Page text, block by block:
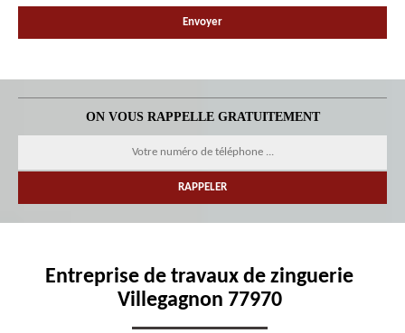
ON VOUS RAPPELLE GRATUITEMENT
Entreprise de travaux de zinguerie
Villegagnon 77970